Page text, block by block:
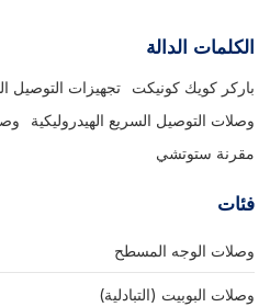
الكلمات الدالة
باركر كويك كونيكت
تجهيزات التوصيل
وصلات التوصيل السريع الهيدروليكية
مقرنة ستوتشي
فئات
وصلات الوجه المسطح
وصلات البوبيت (التبادلية)